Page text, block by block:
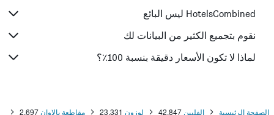
HotelsCombined ليس البائع
نقوم بتجميع الكثير من البيانات لك
لماذا لا تكون الأسعار دقيقة بنسبة 100٪؟
الصفحة الرئيسية الفلبين 42,847 لوزون 23,331 مقاطعة بالاوان2,697